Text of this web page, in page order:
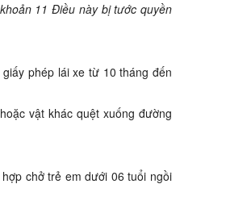
11 Điều này bị tước quyền
phép lái xe từ 10 tháng đến
vật khác quệt xuống đường
chở trẻ em dưới 06 tuổi ngồi